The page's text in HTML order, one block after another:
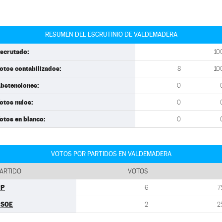
RESUMEN DEL ESCRUTINIO DE VALDEMADERA
contabilizados: 8
0
nulos: 0
en blanco: 0
VOTOS POR PARTIDOS EN VALDEMADERA
VOTOS
6
2